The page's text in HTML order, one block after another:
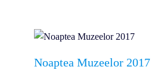
Noaptea Muzeelor 2017